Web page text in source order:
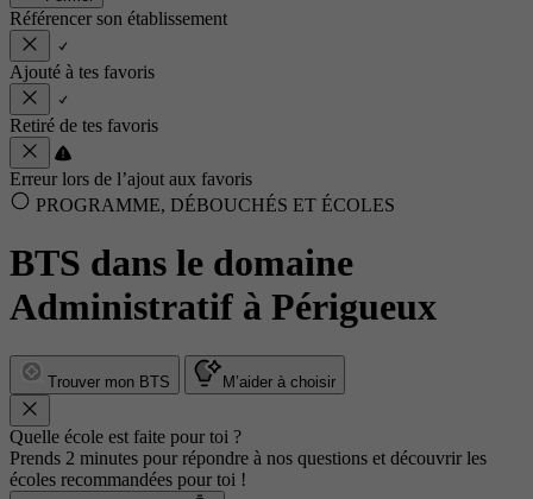
Référencer son établissement
Ajouté à tes favoris
Retiré de tes favoris
Erreur lors de l’ajout aux favoris
PROGRAMME, DÉBOUCHÉS ET ÉCOLES
BTS dans le domaine
Administratif à Périgueux
Trouver mon BTS M’aider à choisir
Quelle école est faite pour toi ?
Prends 2 minutes pour répondre à nos questions et découvrir les
écoles recommandées pour toi !